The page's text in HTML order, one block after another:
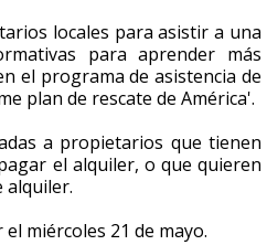
locales para asistir a una
para aprender más
el programa de asistencia de
plan de rescate de América'.
a propietarios que tienen
el alquiler, o que quieren
alquiler.
miércoles 21 de mayo.